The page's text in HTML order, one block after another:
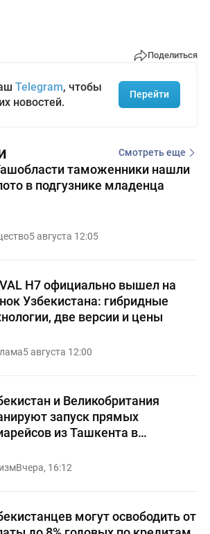
Поделиться
Telegram, чтобы
новостей.
Перейти
Смотреть еще
таможенники нашли
в подгузнике младенца
5 августа 12:05
H7 официально вышел на
Узбекистана: гибридные
две версии и цены
5 августа 12:00
и Великобритания
запуск прямых
из Ташкента в
Вчера, 16:12
могут освободить от